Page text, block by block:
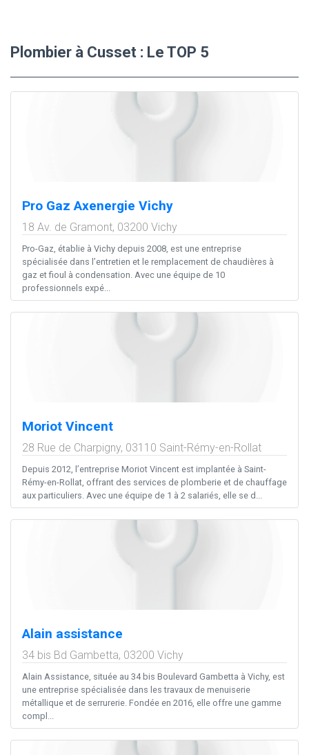
Plombier à Cusset : Le TOP 5
Pro Gaz Axenergie Vichy
18 Av. de Gramont, 03200 Vichy
Pro-Gaz, établie à Vichy depuis 2008, est une entreprise
spécialisée dans l’entretien et le remplacement de chaudières à
gaz et fioul à condensation. Avec une équipe de 10
professionnels expé...
Moriot Vincent
28 Rue de Charpigny, 03110 Saint-Rémy-en-Rollat
Depuis 2012, l’entreprise Moriot Vincent est implantée à Saint-
Rémy-en-Rollat, offrant des services de plomberie et de chauffage
aux particuliers. Avec une équipe de 1 à 2 salariés, elle se d...
Alain assistance
34 bis Bd Gambetta, 03200 Vichy
Alain Assistance, située au 34 bis Boulevard Gambetta à Vichy, est
une entreprise spécialisée dans les travaux de menuiserie
métallique et de serrurerie. Fondée en 2016, elle offre une gamme
compl...